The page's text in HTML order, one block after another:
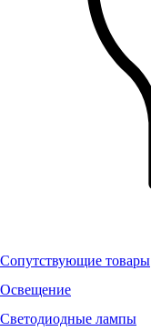
Сопутствующие товары
Освещение
Светодиодные лампы